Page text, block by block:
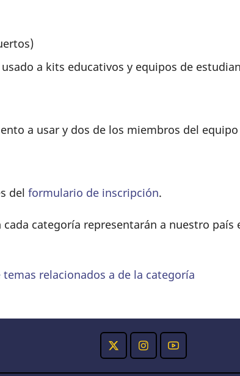
a kits educativos y equipos de
a usar y dos de los miembros del
del formulario de inscripción.
categoría representarán a nuestro
relacionados a de la categoría